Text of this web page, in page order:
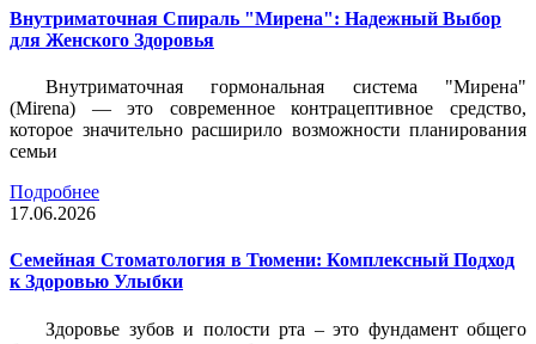
Внутриматочная Спираль "Мирена": Надежный Выбор
для Женского Здоровья
Внутриматочная гормональная система "Мирена"
(Mirena) — это современное контрацептивное средство,
которое значительно расширило возможности планирования
семьи
Подробнее
17.06.2026
Семейная Стоматология в Тюмени: Комплексный Подход
к Здоровью Улыбки
Здоровье зубов и полости рта – это фундамент общего